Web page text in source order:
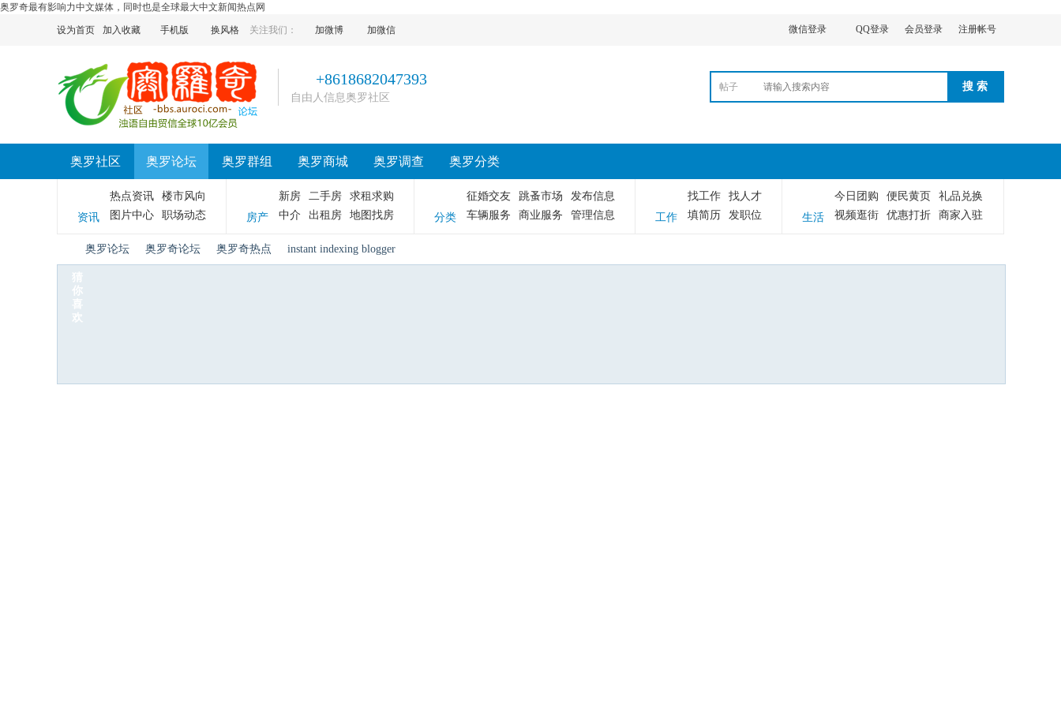
奥罗奇最有影响力中文媒体，同时也是全球最大中文新闻热点网
微信登录
QQ登录 会员登录 注册帐号
设为首页 加入收藏 手机版 换风格 关注我们： 加微博 加微信
+8618682047393
自由人信息奥罗社区
帖子 搜 索
奥罗社区 奥罗论坛 奥罗群组 奥罗商城 奥罗调查 奥罗分类
资讯
热点资讯
楼市风向
图片中心
职场动态 房产
新房 二手房
求租求购
中介
出租房 地图找房 分类
征婚交友 跳蚤市场
发布信息
车辆服务
商业服务 管理信息 工作
找工作
找人才
填简历
发职位 生活
今日团购 便民黄页
礼品兑换
视频逛街
优惠打折 商家入驻
»
奥罗论坛 奥罗奇论坛 奥罗奇热点 instant indexing blogger
猜
你
欢